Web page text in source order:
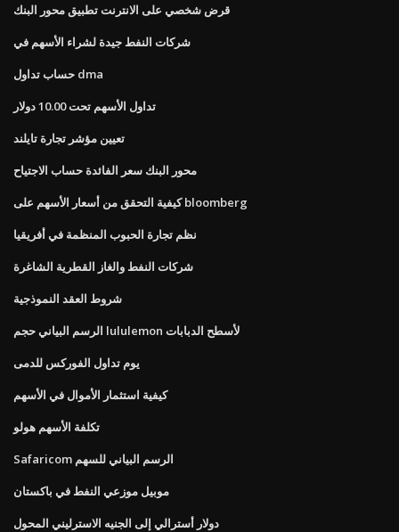
قرض شخصي على الانترنت تطبيق محور البنك
شركات النفط جيدة لشراء الأسهم في
حساب تداول dma
تداول الأسهم تحت 10.00 دولار
تعيين مؤشر تجارة تايلند
محور البنك سعر الفائدة حساب الاجتياح
كيفية التحقق من أسعار الأسهم على bloomberg
نظم تجارة الحبوب المنظمة في أفريقيا
شركات النفط والغاز القطرية الشاغرة
شروط العقد النموذجية
الرسم البياني حجم lululemon لأسطح الدبابات
يوم تداول الفوركس للدمى
كيفية استثمار الأموال في الأسهم
تكلفة الأسهم هولو
Safaricom الرسم البياني للسهم
موبيل موزعي النفط في باكستان
دولار أسترالي إلى الجنيه الاسترليني المحول